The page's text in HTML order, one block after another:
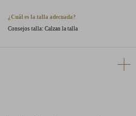
¿Cuál es la talla adecuada?
Consejos talla: Calzan la talla